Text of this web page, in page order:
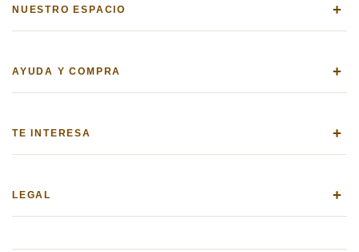
NUESTRO ESPACIO +
AYUDA Y COMPRA +
TE INTERESA +
LEGAL +